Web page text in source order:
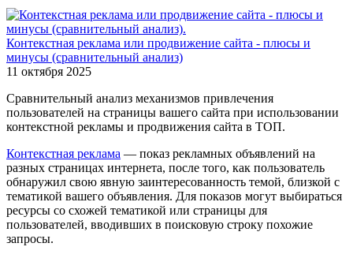
Контекстная реклама или продвижение сайта - плюсы и
минусы (сравнительный анализ)
11 октября 2025
Сравнительный анализ механизмов привлечения
пользователей на страницы вашего сайта при использовании
контекстной рекламы и продвижения сайта в ТОП.
Контекстная реклама — показ рекламных объявлений на
разных страницах интернета, после того, как пользователь
обнаружил свою явную заинтересованность темой, близкой с
тематикой вашего объявления. Для показов могут выбираться
ресурсы со схожей тематикой или страницы для
пользователей, вводивших в поисковую строку похожие
запросы.